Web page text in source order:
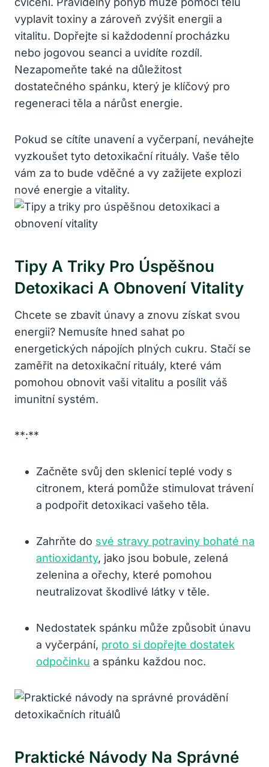
vyplavit toxiny a zároveň zvýšit energii a
vitalitu. Dopřejte si každodenní procházku
nebo jogovou seanci⁣ a uvidíte rozdíl.
Nezapomeňte také na důležitost⁢
dostatečného spánku, který je klíčový ⁣pro
regeneraci těla​ a nárůst energie.
Pokud se ⁢cítíte unavení a vyčerpaní, ⁢neváhejte
vyzkoušet tyto detoxikační rituály. Vaše tělo
vám za to bude vděčné a vy⁤ zažijete explozi
nové energie a vitality.
Tipy A Triky Pro Úspěšnou
Detoxikaci A Obnovení Vitality
Chcete se zbavit únavy a znovu⁣ získat svou
energii? Nemusíte hned⁣ sahat po
⁤energetických nápojích plných cukru. Stačí se
zaměřit na detoxikační rituály, které vám
pomohou obnovit ‍vaši‍ vitalitu a posílit váš
imunitní systém.
**:**
Začněte svůj den sklenicí teplé vody s
citronem, která pomůže stimulovat trávení
a podpořit detoxikaci vašeho těla.
Zahrňte do své stravy potraviny bohaté na
antioxidanty, jako jsou bobule, zelená
zelenina a ořechy, které pomohou
neutralizovat škodlivé ⁢látky v těle.
Nedostatek spánku může způsobit únavu
a vyčerpání, proto si dopřejte dostatek
odpočinku a spánku každou noc.
Praktické Návody Na Správné